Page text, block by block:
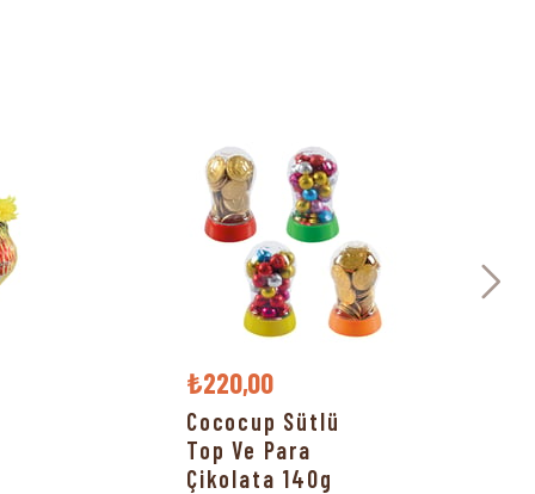
₺220,00
Cococup Sütlü
Top Ve Para
Çikolata 140g